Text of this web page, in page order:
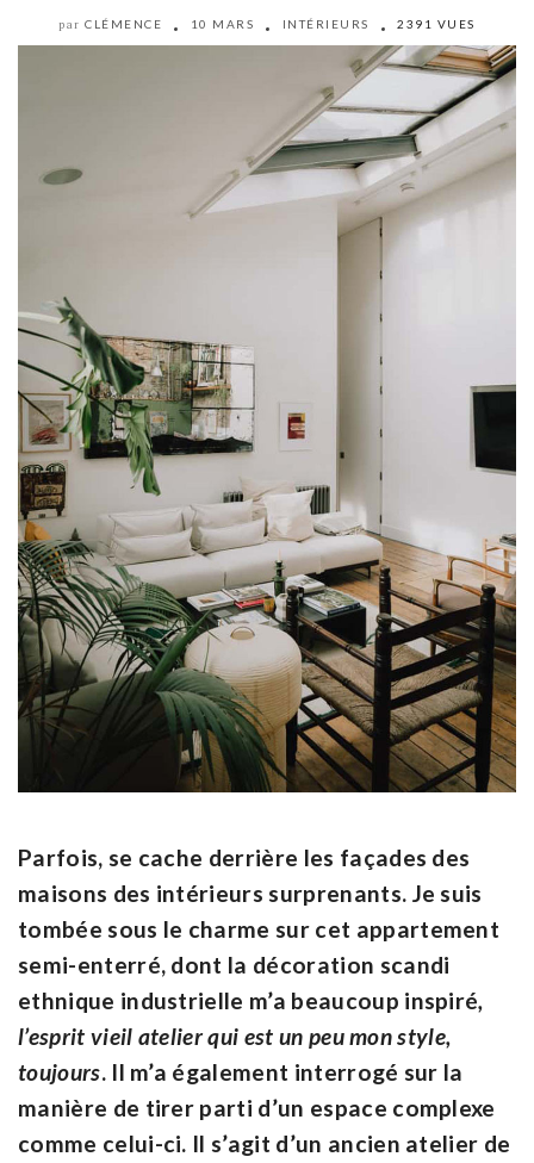
par CLÉMENCE 10 MARS INTÉRIEURS 2391 VUES
Parfois, se cache derrière les façades des
maisons des intérieurs surprenants. Je suis
tombée sous le charme sur cet appartement
semi-enterré, dont la décoration scandi
ethnique industrielle m’a beaucoup inspiré,
l’esprit vieil atelier qui est un peu mon style,
toujours. Il m’a également interrogé sur la
manière de tirer parti d’un espace complexe
comme celui-ci. Il s’agit d’un ancien atelier de